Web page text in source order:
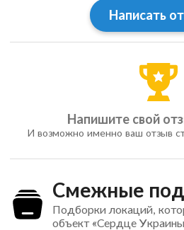
Написать
Напишите свой
И возможно именно ваш отзыв
Смежные
Подборки локаций,
объект «Сердце